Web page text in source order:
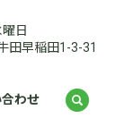
日
田早稲田1-3-31
わせ